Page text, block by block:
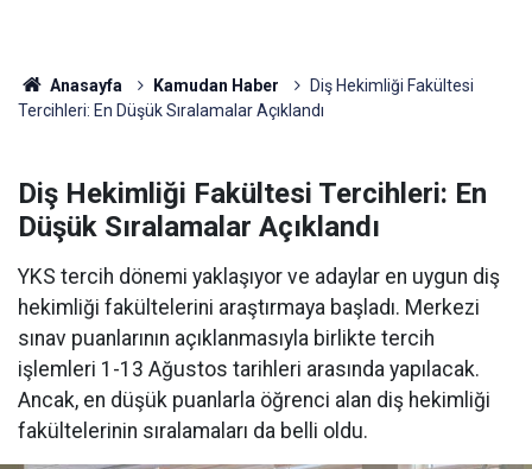
Anasayfa Kamudan Haber
Diş Hekimliği Fakültesi
Tercihleri: En Düşük Sıralamalar Açıklandı
Diş Hekimliği Fakültesi Tercihleri: En
Düşük Sıralamalar Açıklandı
YKS tercih dönemi yaklaşıyor ve adaylar en uygun diş
hekimliği fakültelerini araştırmaya başladı. Merkezi
sınav puanlarının açıklanmasıyla birlikte tercih
işlemleri 1-13 Ağustos tarihleri arasında yapılacak.
Ancak, en düşük puanlarla öğrenci alan diş hekimliği
fakültelerinin sıralamaları da belli oldu.